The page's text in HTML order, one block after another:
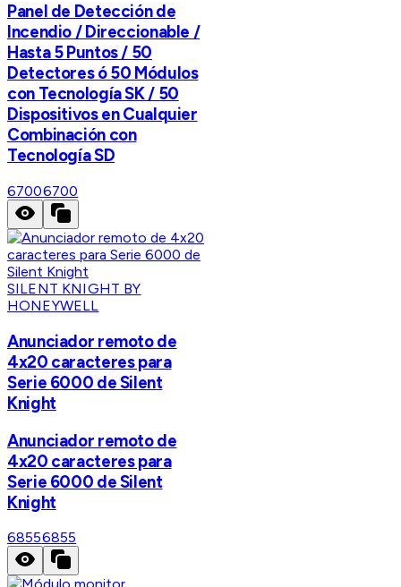
Panel de Detección de
Incendio / Direccionable /
Hasta 5 Puntos / 50
Detectores ó 50 Módulos
con Tecnología SK / 50
Dispositivos en Cualquier
Combinación con
Tecnología SD
67006700
SILENT KNIGHT BY
HONEYWELL
Anunciador remoto de
4x20 caracteres para
Serie 6000 de Silent
Knight
Anunciador remoto de
4x20 caracteres para
Serie 6000 de Silent
Knight
68556855